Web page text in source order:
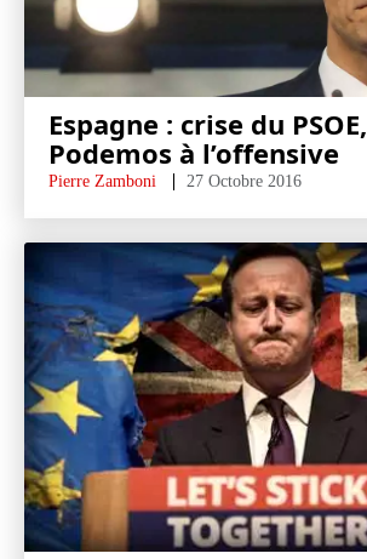
Espagne : crise du PSOE,
Podemos à l’offensive
Pierre Zamboni 27 Octobre 2016